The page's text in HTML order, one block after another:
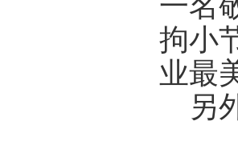
拘小
业最
另